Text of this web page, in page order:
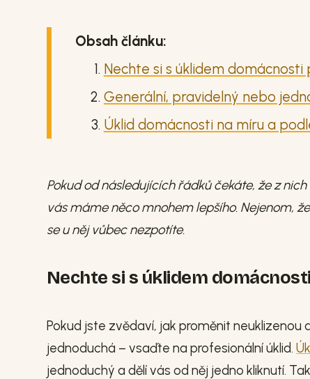
Obsah článku:
Nechte si s úklidem
Generální, pravidelný nebo
Úklid domácnosti na míru a
Pokud od následujících řádků čekáte, že z
vás máme něco mnohem lepšího. Nejenom,
se u něj vůbec nezpotíte.
Nechte si s úklidem
Pokud jste zvědaví, jak proměnit
jednoduchá – vsaďte na profesionální úklid.
jednoduchý a dělí vás od něj jedno kliknutí.